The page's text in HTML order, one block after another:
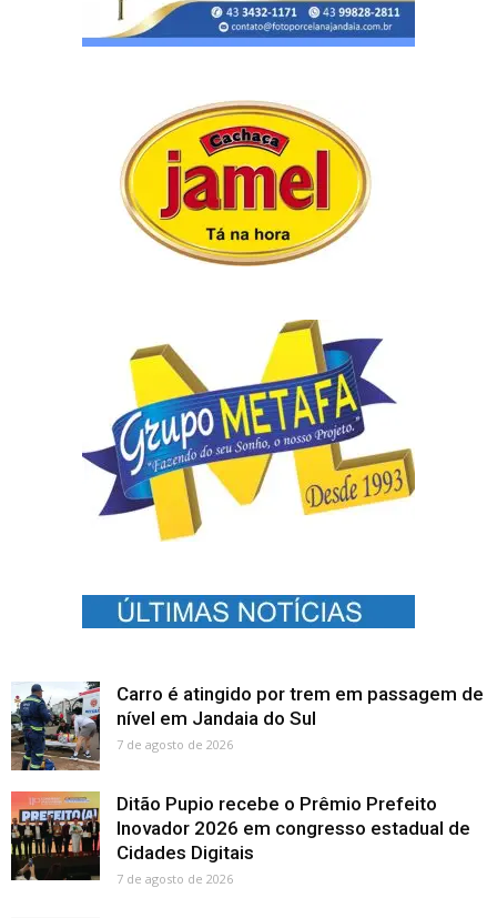
Carro é atingido por trem em passagem de
nível em Jandaia do Sul
7 de agosto de 2026
Ditão Pupio recebe o Prêmio Prefeito
Inovador 2026 em congresso estadual de
Cidades Digitais
7 de agosto de 2026